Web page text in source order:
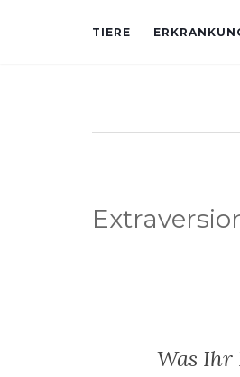
TIERE
Was Ihr